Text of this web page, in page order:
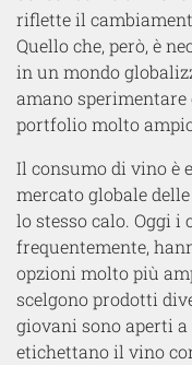
riflette il
Quello che, però, è
in un mondo
amano
portfolio molto
Il consumo di vino è
mercato globale
lo stesso calo. Oggi i
frequentemente,
opzioni molto più
scelgono prodotti
giovani sono aperti
etichettano il vino